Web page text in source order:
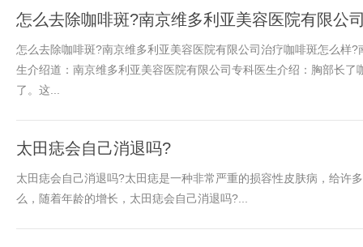
怎么去除咖啡斑?南京维多利亚美容医院有限公
怎么去除咖啡斑?南京维多利亚美容医院有限公司治疗咖啡斑怎么样
生介绍道：南京维多利亚美容医院有限公司专科医生介绍：胸部长了
了。这...
太田痣会自己消退吗?
太田痣会自己消退吗?太田痣是一种非常严重的损容性皮肤病，给许
么，随着年龄的增长，太田痣会自己消退吗?...